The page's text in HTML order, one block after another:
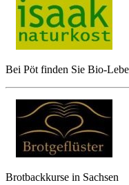
Bei Pöt finden Sie Bio-
Brotbackkurse in Sachsen